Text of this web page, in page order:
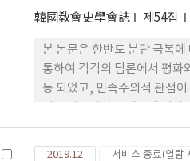
이 시작된 안식일교회는 15년
韓國敎會史學會誌 제54집
본 논문은 한반도 분단 극복
통하여 각각의 담론에서 평화
동 되었고, 민족주의적 관점
이 연구에서는 민족주의적
한국기독교회 선언> 을 분석
2019.12 서비스 종료(열람